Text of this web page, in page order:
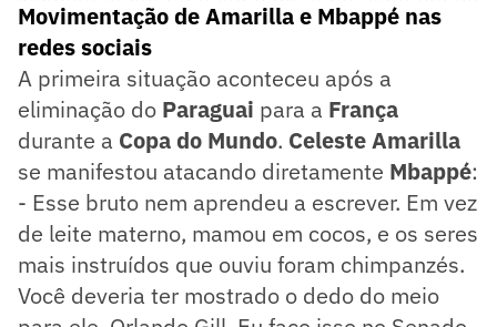
Movimentação de Amarilla e Mbappé nas
redes sociais
A primeira situação aconteceu após a
eliminação do Paraguai para a França
durante a Copa do Mundo. Celeste Amarilla
se manifestou atacando diretamente Mbappé:
- Esse bruto nem aprendeu a escrever. Em vez
de leite materno, mamou em cocos, e os seres
mais instruídos que ouviu foram chimpanzés.
Você deveria ter mostrado o dedo do meio